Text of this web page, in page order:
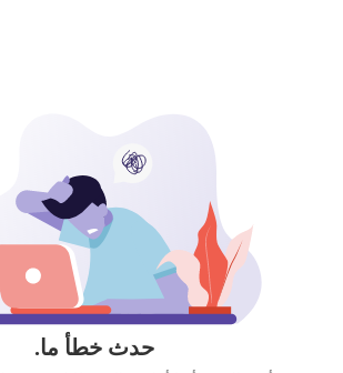
حدث خطأ ما.